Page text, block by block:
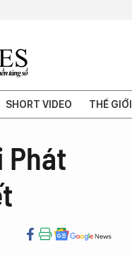
SHORT VIDEO THẾ GIỚI
Phát